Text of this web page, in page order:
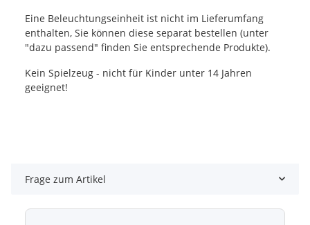
Eine Beleuchtungseinheit ist nicht im Lieferumfang
enthalten, Sie können diese separat bestellen (unter
"dazu passend" finden Sie entsprechende Produkte).
Kein Spielzeug - nicht für Kinder unter 14 Jahren
geeignet!
Frage zum Artikel